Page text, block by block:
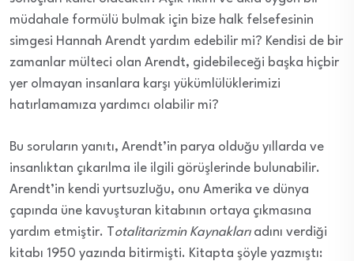
müdahale formülü bulmak için bize halk felsefesinin
simgesi Hannah Arendt yardım edebilir mi? Kendisi de bir
zamanlar mülteci olan Arendt, gidebileceği başka hiçbir
yer olmayan insanlara karşı yükümlülüklerimizi
hatırlamamıza yardımcı olabilir mi?
Bu soruların yanıtı, Arendt’in parya olduğu yıllarda ve
insanlıktan çıkarılma ile ilgili görüşlerinde bulunabilir.
Arendt’in kendi yurtsuzluğu, onu Amerika ve dünya
çapında üne kavuşturan kitabının ortaya çıkmasına
yardım etmiştir. Totalitarizmin Kaynaklarıadını verdiği
kitabı 1950 yazında bitirmişti. Kitapta şöyle yazmıştı: